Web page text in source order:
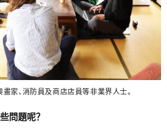
家、消防員及商店店員等非業界人士。
問題呢？